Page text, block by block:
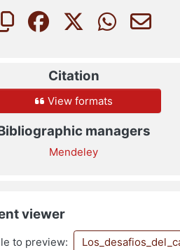
Citation
View formats
managers
Mendeley
viewer
to preview: